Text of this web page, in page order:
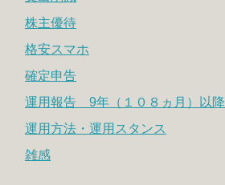
株主優待
格安スマホ
確定申告
運用報告 9年（１０８ヵ月）以降
運用方法・運用スタンス
雑感